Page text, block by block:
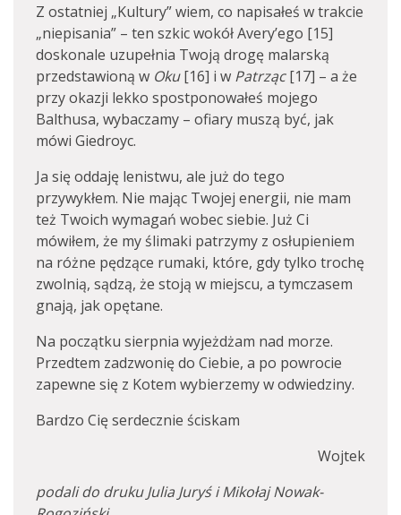
Z ostatniej „Kultury” wiem, co napisałeś w trakcie
„niepisania” – ten szkic wokół Avery’ego [15]
doskonale uzupełnia Twoją drogę malarską
przedstawioną w Oku[16] i w Patrząc[17] – a że
przy okazji lekko spostponowałeś mojego
Balthusa, wybaczamy – ofiary muszą być, jak
mówi Giedroyc.
Ja się oddaję lenistwu, ale już do tego
przywykłem. Nie mając Twojej energii, nie mam
też Twoich wymagań wobec siebie. Już Ci
mówiłem, że my ślimaki patrzymy z osłupieniem
na różne pędzące rumaki, które, gdy tylko trochę
zwolnią, sądzą, że stoją w miejscu, a tymczasem
gnają, jak opętane.
Na początku sierpnia wyjeżdżam nad morze.
Przedtem zadzwonię do Ciebie, a po powrocie
zapewne się z Kotem wybierzemy w odwiedziny.
Bardzo Cię serdecznie ściskam
Wojtek
podali do druku Julia Juryś i Mikołaj Nowak-